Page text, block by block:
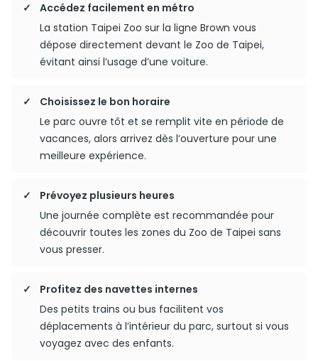
Accédez facilement en métro
La station Taipei Zoo sur la ligne Brown vous
dépose directement devant le Zoo de Taipei,
évitant ainsi l’usage d’une voiture.
Choisissez le bon horaire
Le parc ouvre tôt et se remplit vite en période de
vacances, alors arrivez dès l’ouverture pour une
meilleure expérience.
Prévoyez plusieurs heures
Une journée complète est recommandée pour
découvrir toutes les zones du Zoo de Taipei sans
vous presser.
Profitez des navettes internes
Des petits trains ou bus facilitent vos
déplacements à l’intérieur du parc, surtout si vous
voyagez avec des enfants.